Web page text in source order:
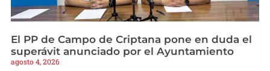
El PP de Campo de Criptana pone en duda el
superávit anunciado por el Ayuntamiento
agosto 4, 2026